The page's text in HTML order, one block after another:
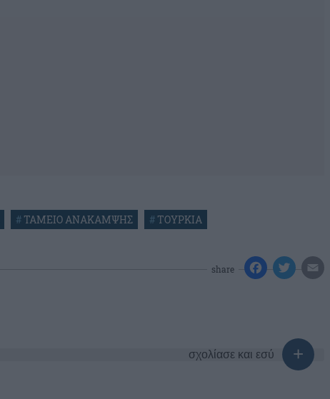
# ΤΑΜΕΙΟ ΑΝΑΚΑΜΨΗΣ # ΤΟΥΡΚΙΑ
share
σχολίασε και εσύ